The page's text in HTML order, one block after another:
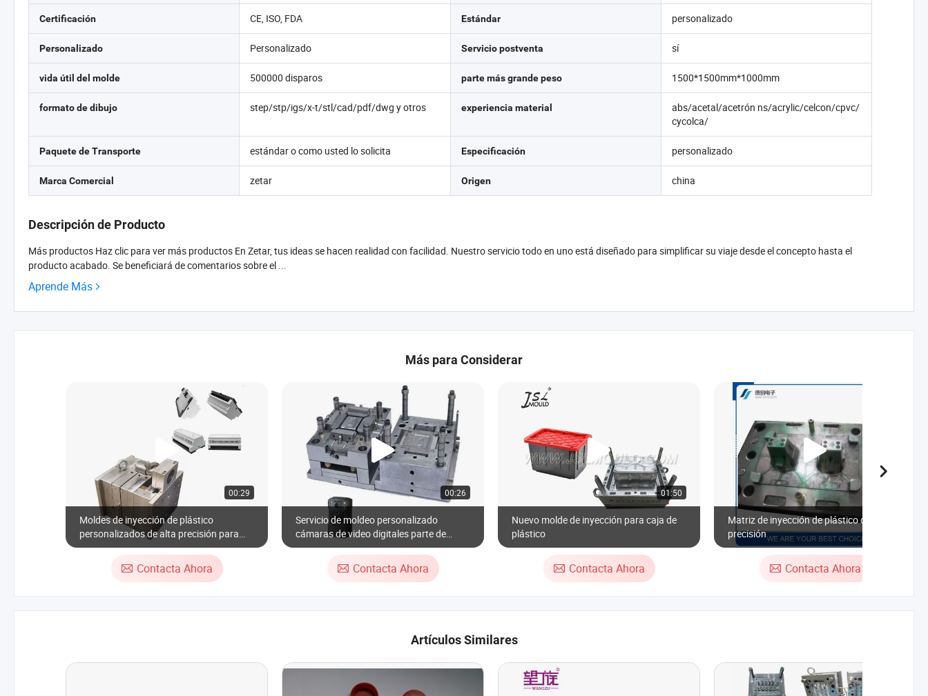
Certificación CE, ISO, FDA Estándar personalizado
Personalizado Personalizado Servicio postventa sí
vida útil del molde 500000 disparos parte más grande peso 1500*1500mm*1000mm
formato de dibujo step/stp/igs/x-t/stl/cad/pdf/dwg y otros experiencia material
abs/acetal/acetrón ns/acrylic/celcon/cpvc/
cycolca/
Paquete de Transporte estándar o como usted lo solicita Especificación personalizado
Marca Comercial zetar Origen china
Descripción de Producto
Más productos Haz clic para ver más productos En Zetar, tus ideas se hacen realidad con facilidad. Nuestro servicio todo en uno está diseñado para simplificar su viaje desde el concepto hasta el
producto acabado. Se beneficiará de comentarios sobre el ...
Aprende Más
Más para Considerar
00:29
Moldes de inyección de plástico
personalizados de alta precisión para
partes de carcasas de impresoras
Contacta Ahora
00:26
Servicio de moldeo personalizado
cámaras de video digitales parte de
plástico ABS inyección de molde
Contacta Ahora
01:50
Nuevo molde de inyección para caja de
plástico
Contacta Ahora
Matriz de inyección de plástico de alta
precisión
Contacta Ahora
Artículos Similares